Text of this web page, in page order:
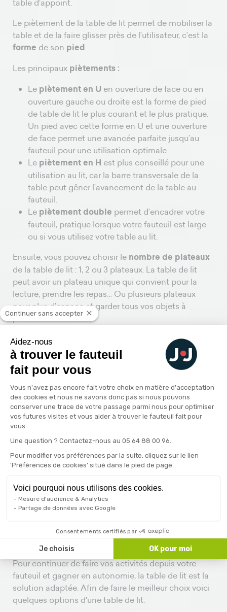
table d’appoint.
Le piètement de la table de lit permet de mobiliser la
table et de la faire glisser près de l’utilisateur, c’est la
forme de son pied.
Les principaux piètements :
Le piètement en U en ouverture de face ou en
ouverture gauche ou droite est la forme de pied
de table de lit le plus courant et le plus pratique.
Un pied avec cette forme en U et une ouverture
de face permet une avancée parfaite jusqu’au
fauteuil pour une utilisation optimale.
Le piètement en H est plus conseillé pour une
utilisation au lit, car la barre transversale de la
table peut gêner l’avancement de la table au
fauteuil.
Le piètement double permet d’encadrer votre
fauteuil, pratique lorsque votre fauteuil est large
ou si vous utilisez votre table au lit.
Ensuite, vous pouvez choisir le nombre de plateaux
de la table de lit : 1, 2 ou 3 plateaux. La table de lit
peut avoir un plateau unique qui convient pour la
lecture, prendre les repas… Ou plusieurs plateaux
pour plus d’espace et garder tous vos objets à
proximité.
Lorsque la table est équipée de roulettes, veillez à ce
que votre table soit dotée de
pour plus de
sécurité et que rien ne tombe de votre table. Ce qui
limite les risques de chute et assure la stabilité de
votre table pour vos activités quotidiennes.
Ledesignest un critère à ne pas négliger, surtout si
la table de lit est destinée à s'intégrer
chambre. Les modèles modernes privilégient
souvent des matériaux comme le bois ou le métal
pour s’accorder avec différents styles de décoration
Quel type de table de lit choisir ?
Pour continuer de faire vos activités depuis votre
fauteuil et gagner en autonomie, la table de lit est la
solution adaptée. Afin de faire le meilleur choix voici
quelques options d'une table de lit.
Continuer sans accepter
Aidez-nous
à trouver le fauteuil
fait pour vous
Plateforme de Gestion du
Vous n'avez pas encore fait votre choix en matière d'acceptation
des cookies et nous ne savons donc pas si nous pouvons
conserver une trace de votre passage parmi nous pour optimiser
vos futures visites et vous aider à trouver le fauteuil fait pour
vous.
Une question ? Contactez-nous au 05 64 88 00 96.
Pour modifier vos préférences par la suite, cliquez sur le lien
'Préférences de cookies' situé dans le pied de page.
Voici pourquoi nous utilisons des cookies.
Mesure d'audience & Analytics
Partage de données avec Google
Consentements certifiés par
Je choisis OK pour moi
Axeptio consent